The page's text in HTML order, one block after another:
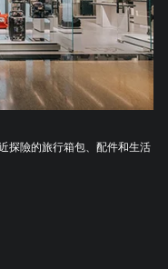
探險的旅行箱包、配件和生活